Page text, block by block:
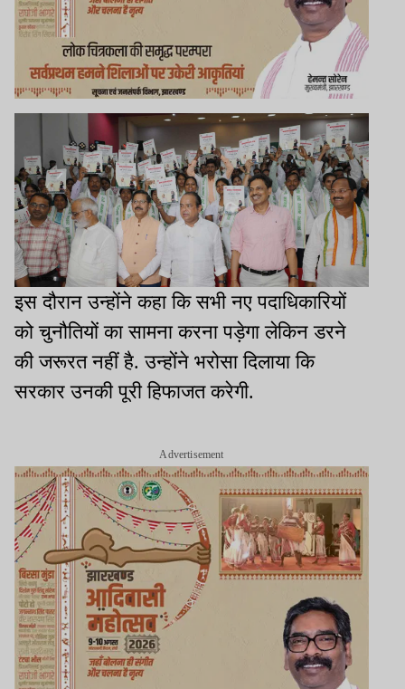
इस दौरान उन्होंने कहा कि सभी नए पदाधिकारियों
को चुनौतियों का सामना करना पड़ेगा लेकिन डरने
की जरूरत नहीं है. उन्होंने भरोसा दिलाया कि
सरकार उनकी पूरी हिफाजत करेगी.
Advertisement